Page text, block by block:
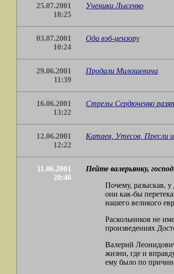
25.07.2001
18:25
Ученики Лысенко
03.07.2001
10:24
Ода вэб-цензору
29.06.2001
11:39
Продали Милошевича
16.06.2001
13:22
Стрелы Сердюченко
12.06.2001
12:22
Катаев, Утесов, Пресли
11.06.2001
20:46
Пейте валерьянку,
Почему, разыскав, у
они как-бы
нашего великого
Раскольников не
произведениях
Валерий
жизни, где и
ему было по